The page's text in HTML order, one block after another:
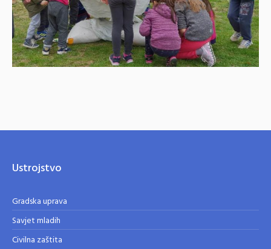
Ustrojstvo
Gradska uprava
Savjet mladih
Civilna zaštita